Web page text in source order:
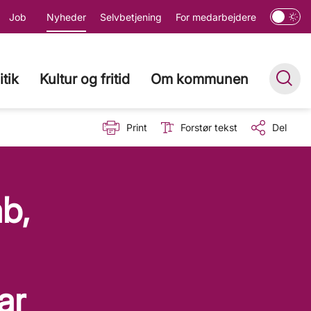
Job Nyheder Selvbetjening For medarbejdere
Kultur og fritid Om kommunen
Print Forstør tekst Del